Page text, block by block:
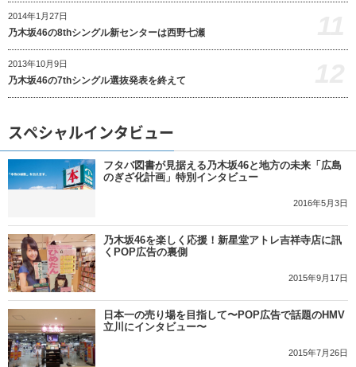
2014年1月27日
乃木坂46の8thシングル新センターは西野七瀬
2013年10月9日
乃木坂46の7thシングル選抜発表を終えて
スペシャルインタビュー
フタバ図書が見据える乃木坂46と地方の未来「広島
のぎざ化計画」特別インタビュー
2016年5月3日
乃木坂46を楽しく応援！新星堂アトレ吉祥寺店に訊
くPOP広告の裏側
2015年9月17日
日本一の売り場を目指して〜POP広告で話題のHMV
立川にインタビュー〜
2015年7月26日